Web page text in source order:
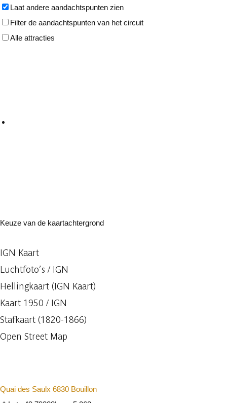
Laat andere aandachtspunten zien
Filter de aandachtspunten van het circuit
Alle attracties
Keuze van de kaartachtergrond
IGN Kaart
Luchtfoto’s / IGN
Hellingkaart (IGN Kaart)
Kaart 1950 / IGN
Stafkaart (1820-1866)
Open Street Map
Quai des Saulx 6830 Bouillon